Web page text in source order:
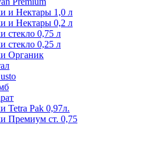
и Нектары 1,0 л
и Нектары 0,2 л
стекло 0,75 л
стекло 0,25 л
Органик
Tetra Pak 0,97л.
Премиум ст. 0,75